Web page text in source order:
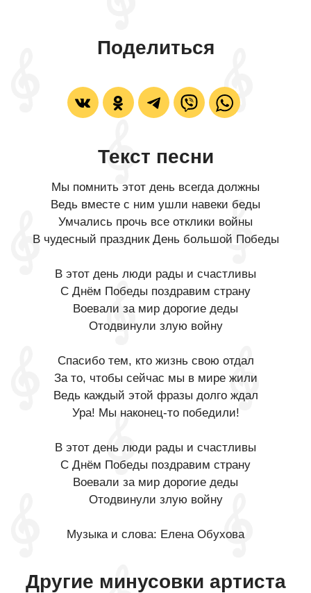
Поделиться
Текст песни
Мы помнить этот день всегда должны
Ведь вместе с ним ушли навеки беды
Умчались прочь все отклики войны
В чудесный праздник День большой Победы
В этот день люди рады и счастливы
С Днём Победы поздравим страну
Воевали за мир дорогие деды
Отодвинули злую войну
Спасибо тем, кто жизнь свою отдал
За то, чтобы сейчас мы в мире жили
Ведь каждый этой фразы долго ждал
Ура! Мы наконец-то победили!
В этот день люди рады и счастливы
С Днём Победы поздравим страну
Воевали за мир дорогие деды
Отодвинули злую войну
Музыка и слова: Елена Обухова
Другие минусовки артиста